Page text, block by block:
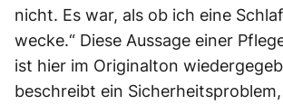
nicht. Es war, als ob ich eine
wecke.“ Diese Aussage einer
ist hier im Originalton
beschreibt ein